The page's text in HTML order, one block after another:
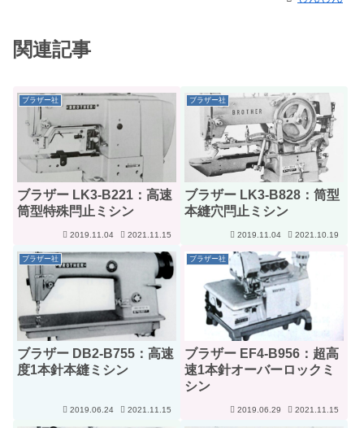
関連記事
ブラザー社
ブラザー LK3-B221：高速
筒型特殊閂止ミシン
2019.11.04 2021.11.15
ブラザー社
ブラザー LK3-B828：筒型
本縫穴閂止ミシン
2019.11.04 2021.10.19
ブラザー社
ブラザー DB2-B755：高速
度1本針本縫ミシン
2019.06.24 2021.11.15
ブラザー社
ブラザー EF4-B956：超高
速1本針オーバーロックミ
シン
2019.06.29 2021.11.15